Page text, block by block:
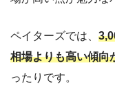
ペイターズでは、
相場よりも高い傾向
ったりです。